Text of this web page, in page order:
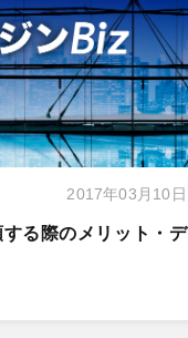
2017年03月10日
る際のメリット・デ